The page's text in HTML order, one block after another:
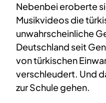
Nebenbei eroberte
Musikvideos die
unwahrscheinliche
Deutschland seit
von türkischen
verschleudert. Und
zur Schule gehen.